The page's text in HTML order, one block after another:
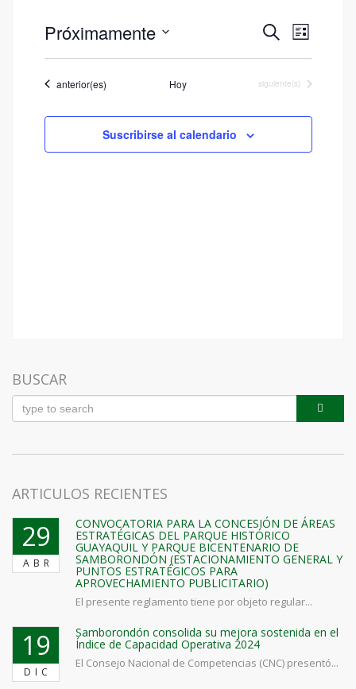
de
y
de
Buscar
de
Lista
Próximamente
Eventos
anterior(es) Hoy Eventos
siguiente(s)
Suscribirse al calendario
BUSCAR
ARTICULOS RECIENTES
29
ABR
CONVOCATORIA PARA LA CONCESIÓN DE ÁREAS
ESTRATÉGICAS DEL PARQUE HISTÓRICO
GUAYAQUIL Y PARQUE BICENTENARIO DE
SAMBORONDÓN (ESTACIONAMIENTO GENERAL Y
PUNTOS ESTRATÉGICOS PARA
APROVECHAMIENTO PUBLICITARIO)
El presente reglamento tiene por objeto regular...
19
DIC
Samborondón consolida su mejora sostenida en el
Índice de Capacidad Operativa 2024
El Consejo Nacional de Competencias (CNC) presentó...